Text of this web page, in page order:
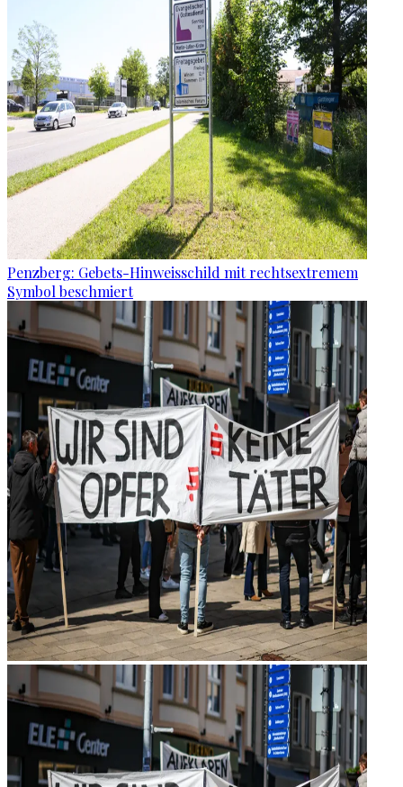
Penzberg: Gebets-Hinweisschild mit rechtsextremem
Symbol beschmiert